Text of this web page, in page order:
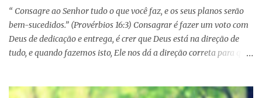
primeiro de janeiro, mas como não estão acostumas com a leitura
e também com a dificuldade de entendi...
“ Consagre ao Senhor tudo o que você faz, e os seus planos serão
bem-sucedidos.” (Provérbios 16:3) Consagrar é fazer um voto com
Deus de dedicação e entrega, é crer que Deus está na direção de
tudo, e quando fazemos isto, Ele nos dá a direção correta para que
agirmos dessa forma seremos bem-sucedidas. E o que é ser bem-